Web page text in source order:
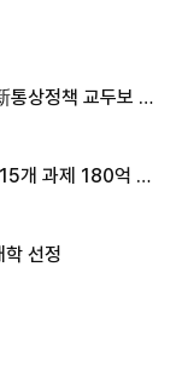
상정책 교두보 활
개 과제 180억 지
선정